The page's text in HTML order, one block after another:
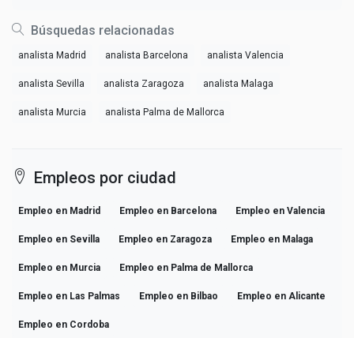
Búsquedas relacionadas
analista Madrid analista Barcelona analista Valencia
analista Sevilla analista Zaragoza analista Malaga
analista Murcia analista Palma de Mallorca
Empleos por ciudad
Empleo en Madrid Empleo en Barcelona Empleo en Valencia
Empleo en Sevilla Empleo en Zaragoza Empleo en Malaga
Empleo en Murcia Empleo en Palma de Mallorca
Empleo en Las Palmas Empleo en Bilbao Empleo en Alicante
Empleo en Cordoba